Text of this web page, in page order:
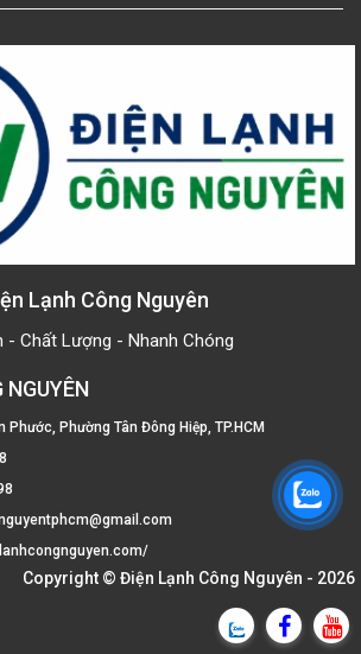
Lạnh Công Nguyên
- Chất Lượng - Nhanh Chóng
Phước, Phường Tân Đông Hiệp, TP.HCM
Copyright © Điện Lạnh Công Nguyên - 2026